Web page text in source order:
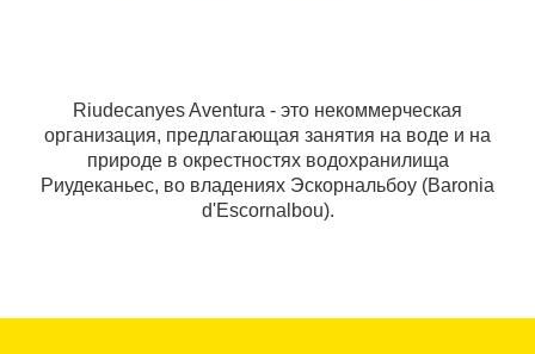
Riudecanyes Aventura - это некоммерческая
организация, предлагающая занятия на воде и на
природе в окрестностях водохранилища
Риудеканьес, во владениях Эскорнальбоу (Baronia
d'Escornalbou).